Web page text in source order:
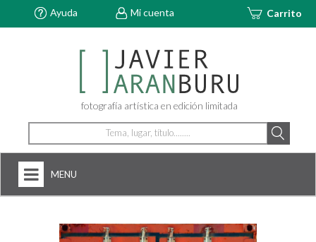
Carrito
Mi cuenta
Ayuda
fotografía artística en edición limitada
MENU